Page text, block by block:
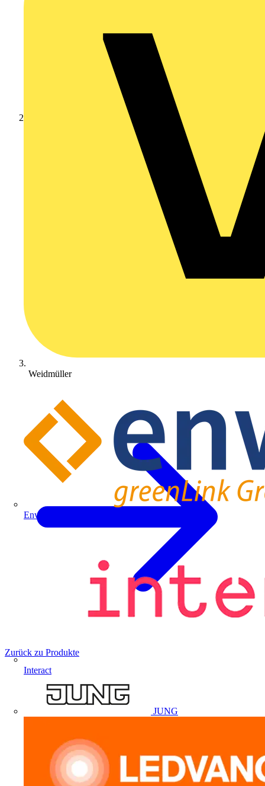
Enwitec
Interact
JUNG
Weidmüller
Zurück zu Produkte